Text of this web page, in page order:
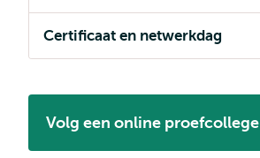
Certificaat en netwerkdag
Volg een online proefcollege